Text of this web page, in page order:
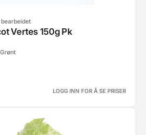
Vertes 150g Pk
LOGG INN FOR Å SE PRISER